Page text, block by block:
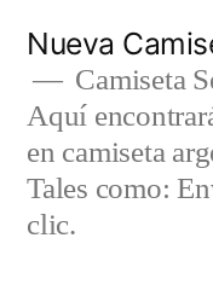
contenido
Nueva
Camiseta
Aquí
en camiseta
Tales como:
clic.